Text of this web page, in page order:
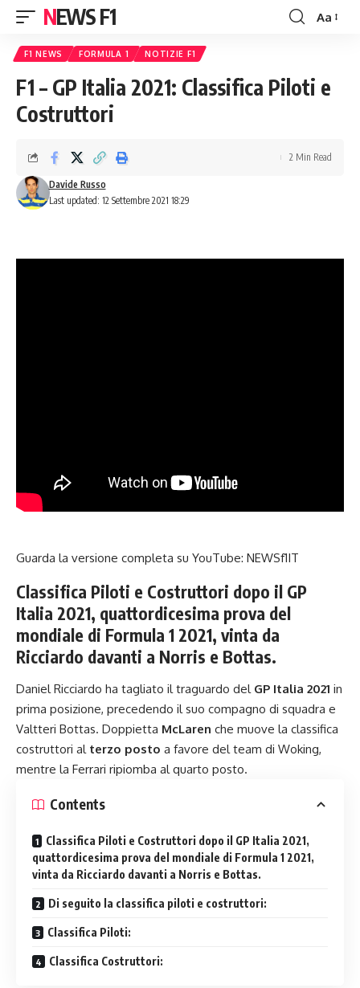
NEWS F1
Font
Aa
F1 NEWS FORMULA 1 NOTIZIE F1
F1 – GP Italia 2021: Classifica Piloti e
Costruttori
Last updated: 12 Settembre 2021 18:29
Davide Russo
2 Min Read
Guarda la versione completa su YouTube: NEWSf1IT
Classifica Piloti e Costruttori dopo il GP
Italia 2021, quattordicesima prova del
mondiale di Formula 1 2021, vinta da
Ricciardo davanti a Norris e Bottas.
Daniel Ricciardo ha tagliato il traguardo del GP Italia 2021 in
prima posizione, precedendo il suo compagno di squadra e
Valtteri Bottas. Doppietta McLaren che muove la classifica
costruttori al terzo posto a favore del team di Woking,
mentre la Ferrari ripiomba al quarto posto.
Contents
Classifica Piloti e Costruttori dopo il GP Italia 2021,
quattordicesima prova del mondiale di Formula 1 2021,
vinta da Ricciardo davanti a Norris e Bottas.
Di seguito la classifica piloti e costruttori:
Classifica Piloti:
Classifica Costruttori: